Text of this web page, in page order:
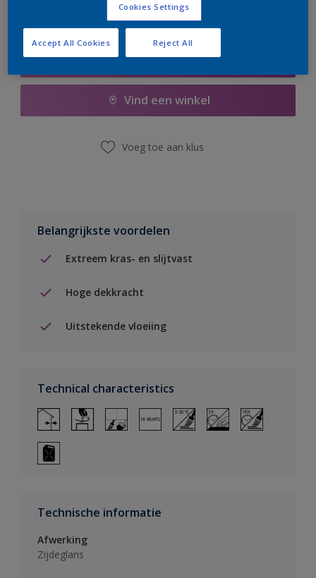
Boodschappenlijst
Vind een winkel
Voeg toe aan klus
Belangrijkste voordelen
Extreem kras- en slijtvast
Hoge dekkracht
Uitstekende vloeiing
Technical characteristics
Technische informatie
Afwerking
Zijdeglans
Cookies Settings
Reject All
Accept All Cookies